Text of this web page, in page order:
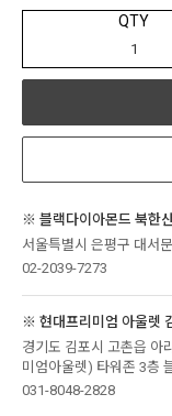
QTY
※ 블랙다이아몬드 북한
서울특별시 은평구 대서
02-2039-7273
※ 현대프리미엄 아울렛
경기도 김포시 고촌읍 아
미엄아울렛) 타워존 3층
031-8048-2828